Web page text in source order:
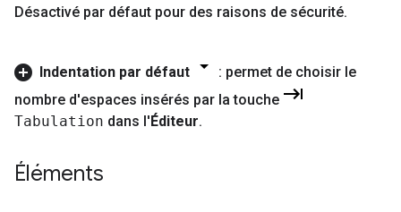
Désactivé par défaut pour des raisons de sécurité.
Indentation par défaut
: permet de choisir le
nombre d'espaces insérés par la touche
Tabulation dans l'Éditeur.
Éléments